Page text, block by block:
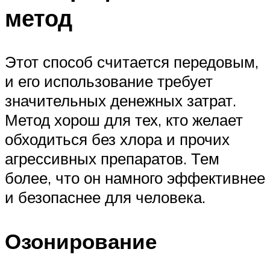
метод
Этот способ считается передовым,
и его использование требует
значительных денежных затрат.
Метод хорош для тех, кто желает
обходиться без хлора и прочих
агрессивных препаратов. Тем
более, что он намного эффективнее
и безопаснее для человека.
Озонирование